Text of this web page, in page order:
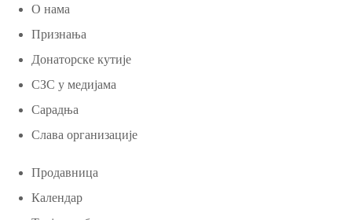
О нама
Признања
Донаторске кутије
СЗС у медијама
Сарадња
Слава организације
Продавница
Календар